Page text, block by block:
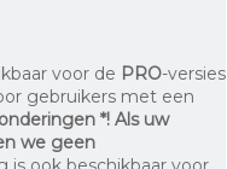
voor de PRO-versies
gebruikers met een
*! Als uw
we geen